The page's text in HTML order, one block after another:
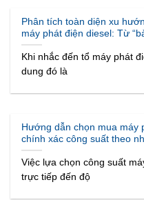
Phân tích toàn diện xu
máy phát điện diesel: Từ
chủ động” – Tổng hợp các
Khi nhắc đến tổ máy phát
dung đó là
Hướng dẫn chọn mua máy
chính xác công suất theo
Việc lựa chọn công suất
trực tiếp đến độ